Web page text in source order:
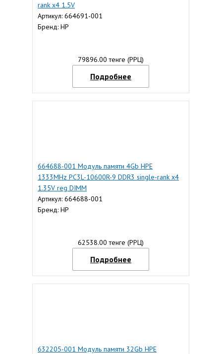
rank x4 1.5V
Артикул: 664691-001
Бренд: HP
79896.00 тенге (РРЦ)
Подробнее
664688-001 Модуль памяти 4Gb HPE
1333MHz PC3L-10600R-9 DDR3 single-rank x4
1.35V reg DIMM
Артикул: 664688-001
Бренд: HP
62538.00 тенге (РРЦ)
Подробнее
632205-001 Модуль памяти 32Gb HPE